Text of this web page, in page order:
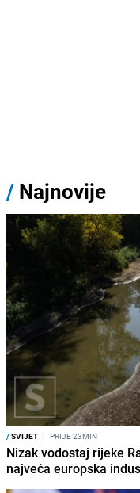
/ Najnovije
/SVIJET I PRIJE 23MIN
Nizak vodostaj rijeke
najveća europska